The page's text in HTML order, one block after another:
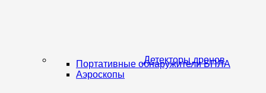
Детекторы дронов
Портативные обнаружители БПЛА
Аэроскопы